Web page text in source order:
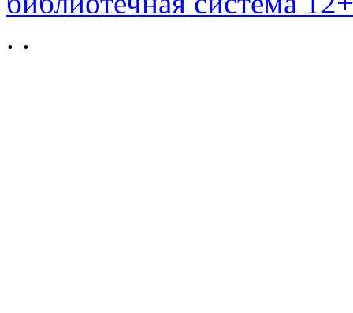
. .